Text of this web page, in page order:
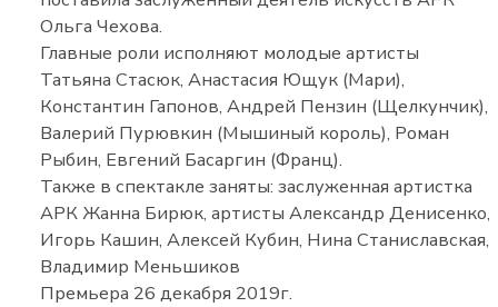
Ольга Чехова.
Главные роли исполняют молодые артисты
Татьяна Стасюк, Анастасия Ющук (Мари),
Константин Гапонов, Андрей Пензин (Щелкунчик),
Валерий Пурювкин (Мышиный король), Роман
Рыбин, Евгений Басаргин (Франц).
Также в спектакле заняты: заслуженная артистка
АРК Жанна Бирюк, артисты Александр Денисенко,
Игорь Кашин, Алексей Кубин, Нина Станиславская,
Владимир Меньшиков
Премьера 26 декабря 2019г.